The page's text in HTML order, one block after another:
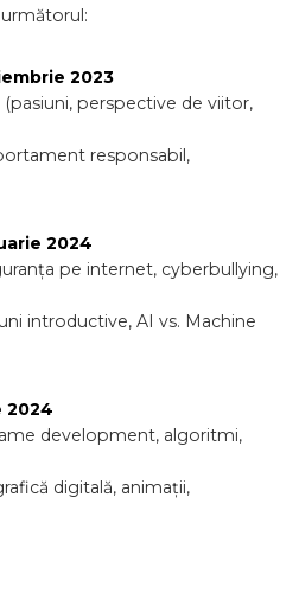
2023
perspective de viitor,
responsabil,
2024
pe internet, cyberbullying,
introductive, AI vs. Machine
2024
development, algoritmi,
digitală, animații,